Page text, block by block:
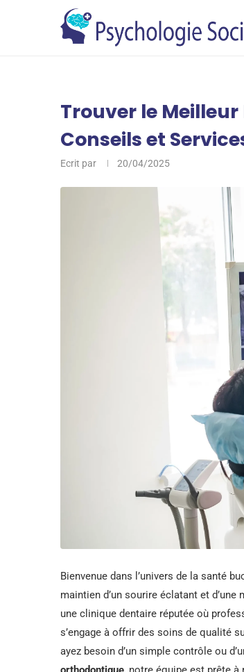
Trouver le
Conseils et
Ecrit par 20/04/2025
Bienvenue dans l’univers de la santé
maintien d’un sourire éclatant et
une clinique dentaire réputée où
s’engage à offrir des soins de qualité
ayez besoin d’un simple contrôle ou